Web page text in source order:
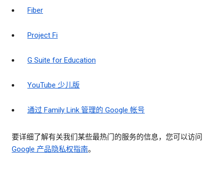
Fiber
Project Fi
G Suite for Education
YouTube 少儿版
通过 Family Link 管理的 Google 帐号
要详细了解有关我们某些最热门的服务的信息，您可以访问
Google 产品隐私权指南。